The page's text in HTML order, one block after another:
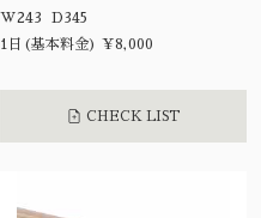
W243 D345
1日(基本料金) ¥8,000
CHECK LIST